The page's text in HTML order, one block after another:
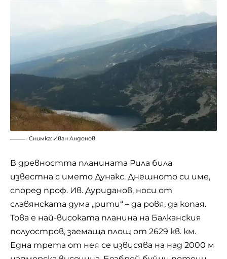
Снимка: Иван Андонов
В древността планината Рила била
известна с името Дунакс. Днешното си име,
според проф. Ив. Дуриданов, носи от
славянската дума „рити“ – да ровя, да копая.
Това е най-високата планина на Балканския
полуостров, заемаща площ от 2629 кв. км.
Една трета от нея се извисява на над 2000 м